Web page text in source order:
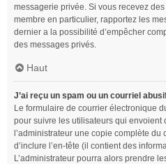
messagerie privée. Si vous recevez
membre en particulier, rapportez les
dernier a la possibilité d’empêcher
des messages privés.
Haut
J’ai reçu un spam ou un courriel
Le formulaire de courrier électronique
pour suivre les utilisateurs qui envoient
l’administrateur une copie complète
d’inclure l’en-tête (il contient des
L’administrateur pourra alors prendre